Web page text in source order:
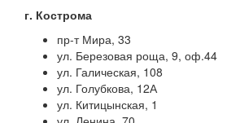
г. Кострома
пр-т Мира, 33
ул. Березовая роща, 9, оф.44
ул. Галическая, 108
ул. Голубкова, 12А
ул. Китицынская, 1